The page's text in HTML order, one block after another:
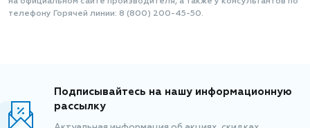
телефону Горячей линии: 8 (800) 200-45-50.
Подписывайтесь на нашу информационную
рассылку